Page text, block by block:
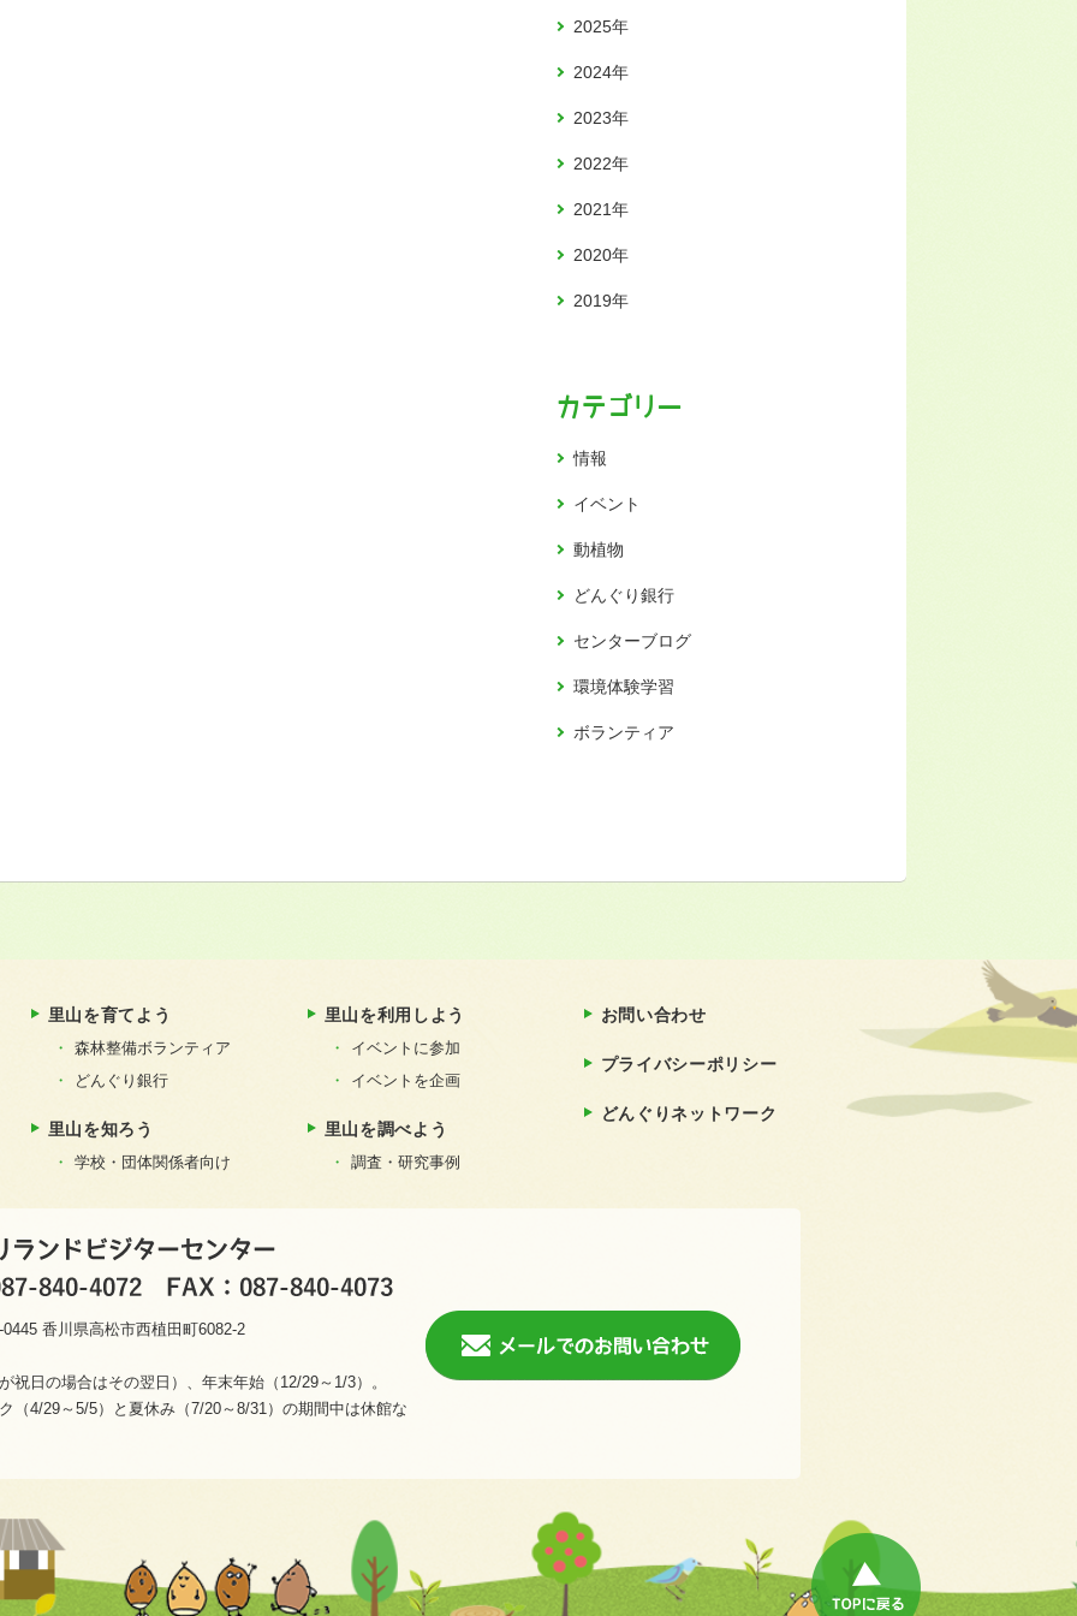
2025年
2024年
2023年
2022年
2021年
2020年
2019年
カテゴリー
情報
イベント
動植物
どんぐり銀行
センターブログ
環境体験学習
ボランティア
里山を育てよう
森林整備ボランティア
どんぐり銀行
里山を知ろう
学校・団体関係者向け
里山を利用しよう
イベントに参加
イベントを企画
里山を調べよう
調査・研究事例
お問い合わせ
プライバシーポリシー
どんぐりネットワーク
0445 香川県高松市西植田町6082-2
祝日の場合はその翌日）、年末年始（12/29～1/3）。
（4/29～5/5）と夏休み（7/20～8/31）の期間中は休館な